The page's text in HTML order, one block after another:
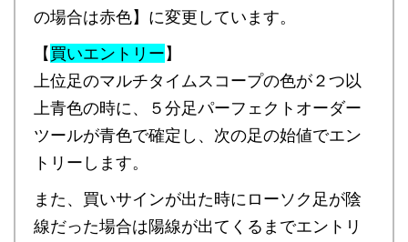
の場合は赤色】に変更しています。
【買いエントリー】
上位足のマルチタイムスコープの色が２つ以
上青色の時に、５分足パーフェクトオーダー
ツールが青色で確定し、次の足の始値でエン
トリーします。
また、買いサインが出た時にローソク足が陰
線だった場合は陽線が出てくるまでエントリ